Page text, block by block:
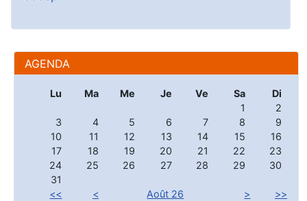
AGENDA
Lu Ma Me Je Ve Sa
Di
1
2
3
4 5 6 7 8
9
10
11 12 13 14 15
16
17
18 19 20 21 22
23
24
25 26 27 28 29
30
31
<<
< Août 26 > >>